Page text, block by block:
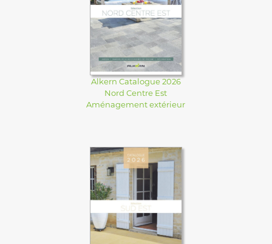
Alkern Catalogue 2026
Nord Centre Est
Aménagement extérieur